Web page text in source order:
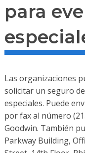
para
Las organizaciones
solicitar un seguro
especiales. Puede
por fax al número
Goodwin. También
Parkway Building,